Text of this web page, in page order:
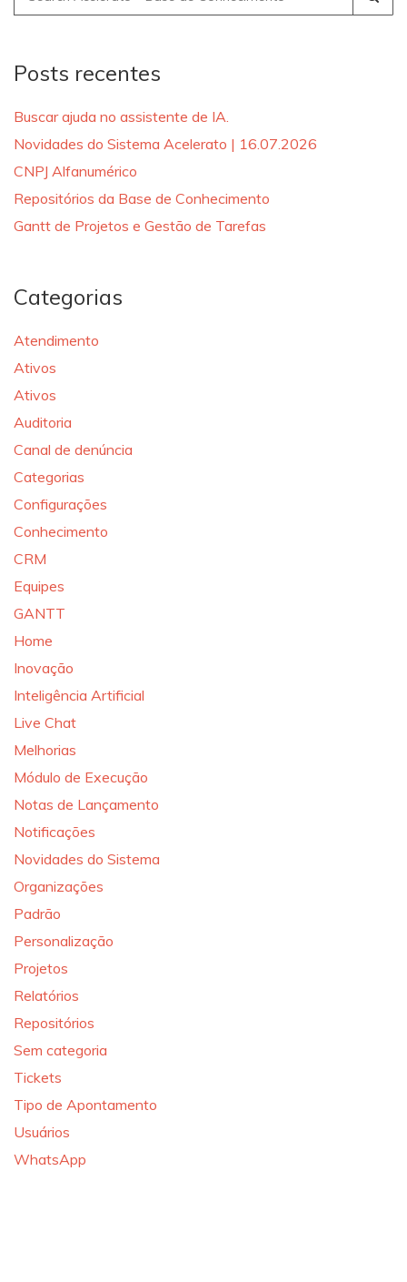
for:
Posts recentes
Buscar ajuda no assistente de IA.
Novidades do Sistema Acelerato | 16.07.2026
CNPJ Alfanumérico
Repositórios da Base de Conhecimento
Gantt de Projetos e Gestão de Tarefas
Categorias
Atendimento
Ativos
Ativos
Auditoria
Canal de denúncia
Categorias
Configurações
Conhecimento
CRM
Equipes
GANTT
Home
Inovação
Inteligência Artificial
Live Chat
Melhorias
Módulo de Execução
Notas de Lançamento
Notificações
Novidades do Sistema
Organizações
Padrão
Personalização
Projetos
Relatórios
Repositórios
Sem categoria
Tickets
Tipo de Apontamento
Usuários
WhatsApp